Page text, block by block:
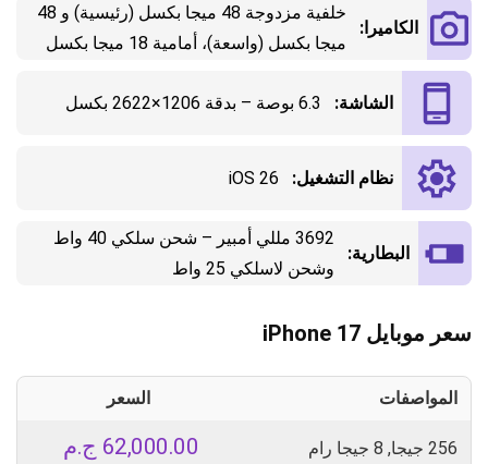
الكاميرا:
خلفية مزدوجة 48 ميجا بكسل (رئيسية) و 48
ميجا بكسل (واسعة)، أمامية 18 ميجا بكسل
الشاشة: 6.3 بوصة – بدقة 1206×2622 بكسل
نظام التشغيل: iOS 26
البطارية:
3692 مللي أمبير – شحن سلكي 40 واط
وشحن لاسلكي 25 واط
سعر موبايل iPhone 17
المواصفات السعر
256 جيجا, 8 جيجا رام ج.م 62,000.00